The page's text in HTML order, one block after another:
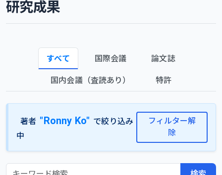
研究成果
すべて 国際会議 論文誌
国内会議（査読あり） 特許
著者 "Ronny Ko" で絞り込み
中
フィルター解
除